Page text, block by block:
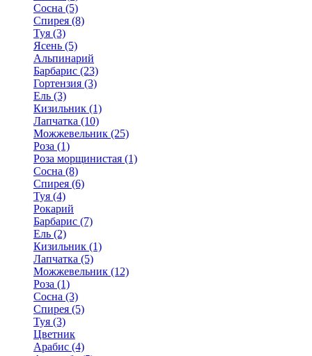
Сосна (5)
Спирея (8)
Туя (3)
Ясень (5)
Альпинарий
Барбарис (23)
Гортензия (3)
Ель (3)
Кизильник (1)
Лапчатка (10)
Можжевельник (25)
Роза (1)
Роза морщинистая (1)
Сосна (8)
Спирея (6)
Туя (4)
Рокарий
Барбарис (7)
Ель (2)
Кизильник (1)
Лапчатка (5)
Можжевельник (12)
Роза (1)
Сосна (3)
Спирея (5)
Туя (3)
Цветник
Арабис (4)